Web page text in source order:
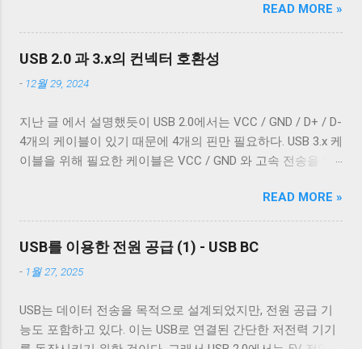
는 두 종류의 차폐가 사용됐다. 하나는 얇은 금속 호일이고,
다른 하나는 얇은 도체의 가닥으로 이루어져 있다. 전자는 보
통 호일 차폐(Foil Shielding)라고 부르고 후자는 편조 차폐
다. 보통 편조 차폐가 저주파수 전자기파를 차단하는 것에 효
과적이고, 호일 차폐가 고주파수 전자기파를 차단하는 데 효
과적이다. USB 3.0의 고속 전송 케이블은 이 두 차폐를 사용하
항이다. 하지만 어지간한 싸구려 케이블을 쓰지 않는 한 요즘
이블이 ...
커서를 줄의 처음으로 이동하지 않는다. 파일을 항상 운영 체
제에 종속적인 애플리케이션을 통해서만 접근한다면 표준과
다른 동작은 문제되지 않는다. 하지만 파일과 입출력의 구분
이 없는 유닉스 계열에서 파일과 프로세스의 입출력이 상호
작용할 때 이 차이는 문제될 수 있다. 이 차이를 다루기 위해
하기 위한 플래그가 POSIX.1 표준이 정의 하는 termios 구조
체의 c_oflag 다. c_oflag 는 터미널이 받은 문자를 출력하기
전에 어떤 후처리를 할지에 대한 플래그다. c_oflag에서 가장
말지에 대한 플래그로 OPOST 가 꺼져있으면 다른 플래그와
상관없이 터미널은 받은 문자열을 그대로 보여준다. 이 플래
그를 끄는 경우는 거의 없다. 하지만 터미널을 텍스트를 보여
서 원하는대로 동작할 수 있게 해주는 플래그는 ONLCR 이다.
ONLCR 이 켜져 있으면 터미널은 출력을 해석할 때 NL 을
CRNL 로 해석한다. 즉, Unix에서도 ONLCR 이 꺼져있다면, LF
READ MORE »
USB 2.0 과 3.x의 컨넥터 호환성
- 12월 29, 2024
지난 글 에서 설명했듯이 USB 2.0에서는 VCC / GND / D+ / D-
4개의 케이블이 있기 때문에 4개의 핀만 필요하다. USB 3.x 케
이블을 위해 필요한 케이블은 VCC / GND 와 고속 전송을 위
에 대한 자세한 설명은 다음 기회에 하도록 하겠다.) 그리고
혹시 차폐에 쌓여있을 수 있는 노이즈를 접지로 보내 안전하
게 제거하기 위한 GND_DRAIN 케이블까지 총 7개의 케이블
이 사용된다. 이 중 VCC 와 GND 는 USB 2.0에서 사용하는 선
과 공유하기 때문에 새로운 5개의 선이 더 필요하다. 이미지
결하기 위해 USB 3.0 표준은 새로운 모양의 Type B 컨넥터를
도입했다. 기존 Type B 컨넥터는 4개의 핀만을 가지고 있고
READ MORE »
USB를 이용한 전원 공급 (1) - USB BC
- 1월 27, 2025
USB는 데이터 전송을 목적으로 설계되었지만, 전원 공급 기
능도 포함하고 있다. 이는 USB로 연결된 간단한 저전력 기기